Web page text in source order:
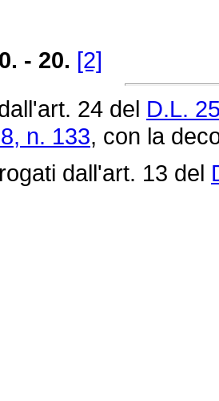
- 20. [2]
24 del D.L.
n. 133, con la
dall'art. 13 del